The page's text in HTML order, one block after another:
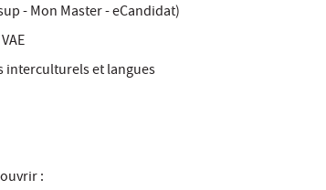
- Mon Master - eCandidat)
et langues
: